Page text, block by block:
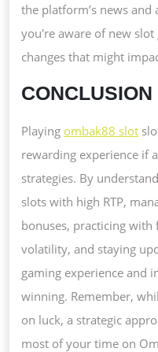
the platform’s news
you're aware of new
changes that might
CONCLUSION
Playing ombak88 slot
rewarding experience if
strategies. By
slots with high RTP,
bonuses, practicing
volatility, and staying
gaming experience and
winning. Remember,
on luck, a strategic
most of your time on